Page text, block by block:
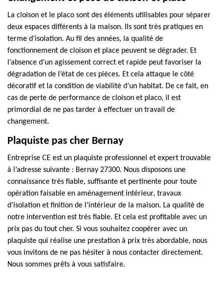
La cloison et le placo sont des éléments utilisables pour séparer
deux espaces différents à la maison. Ils sont très pratiques en
terme d’isolation. Au fil des années, la qualité de
fonctionnement de cloison et place peuvent se dégrader. Et
l’absence d’un agissement correct et rapide peut favoriser la
dégradation de l’état de ces pièces. Et cela attaque le côté
décoratif et la condition de viabilité d’un habitat. De ce fait, en
cas de perte de performance de cloison et placo, il est
primordial de ne pas tarder à effectuer un travail de
changement.
Plaquiste pas cher Bernay
Entreprise CE est un plaquiste professionnel et expert trouvable
à l’adresse suivante : Bernay 27300. Nous disposons une
connaissance très fiable, suffisante et pertinente pour toute
opération faisable en aménagement intérieur, travaux
d’isolation et finition de l’intérieur de la maison. La qualité de
notre intervention est très fiable. Et cela est profitable avec un
prix pas du tout cher. Si vous souhaitez coopérer avec un
plaquiste qui réalise une prestation à prix très abordable, nous
vous invitons de ne pas hésiter à nous contacter directement.
Nous sommes prêts à vous satisfaire.